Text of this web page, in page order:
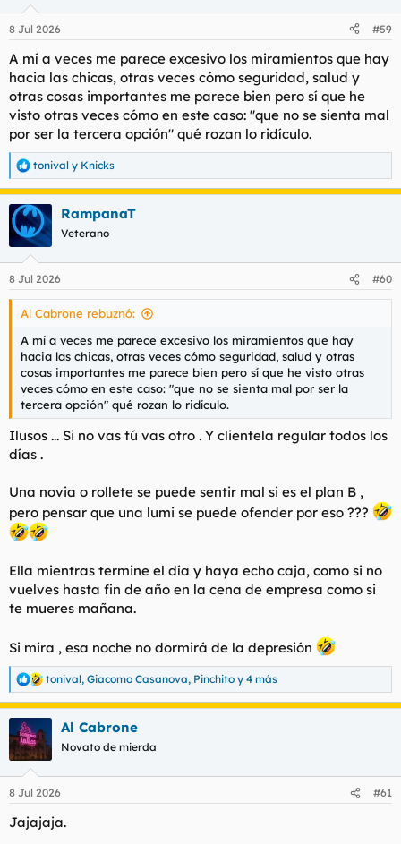
e
:
8 Jul 2026 #59
A mí a veces me parece excesivo los miramientos que hay
hacia las chicas, otras veces cómo seguridad, salud y
otras cosas importantes me parece bien pero sí que he
visto otras veces cómo en este caso: "que no se sienta mal
por ser la tercera opción" qué rozan lo ridículo.
R
e
a
c
c
i
e
s
tonival y Knicks
RampanaT
Veterano
8 Jul 2026 #60
Al Cabrone rebuznó:
A mí a veces me parece excesivo los miramientos que hay
hacia las chicas, otras veces cómo seguridad, salud y otras
cosas importantes me parece bien pero sí que he visto otras
veces cómo en este caso: "que no se sienta mal por ser la
tercera opción" qué rozan lo ridículo.
Ilusos ... Si no vas tú vas otro . Y clientela regular todos los
días .
Una novia o rollete se puede sentir mal si es el plan B ,
pero pensar que una lumi se puede ofender por eso ???
Ella mientras termine el día y haya echo caja, como si no
vuelves hasta fin de año en la cena de empresa como si
te mueres mañana.
Si mira , esa noche no dormirá de la depresión
R
e
a
c
c
i
e
:
tonival, Giacomo Casanova, Pinchito y 4 más
Al Cabrone
Novato de mierda
8 Jul 2026 #61
Jajajaja.